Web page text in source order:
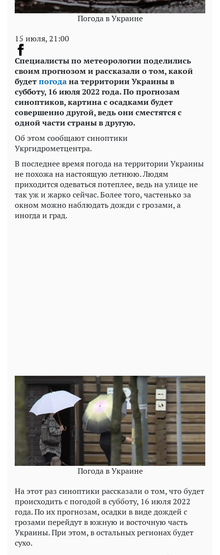
Погода в Украине
15 июля, 21:00
Специалисты по метеорологии поделились
своим прогнозом и рассказали о том, какой
будетпогодана территории Украины в
субботу, 16 июля 2022 года. По прогнозам
синоптиков, картина с осадками будет
совершенно другой, ведь они сместятся с
одной части страны в другую.
Об этом сообщают синоптики
Укргидрометцентра.
В последнее время погода на территории Украины
не похожа на настоящую летнюю. Людям
приходится одеваться потеплее, ведь на улице не
так уж и жарко сейчас. Более того, частенько за
окном можно наблюдать дожди с грозами, а
иногда и град.
Погода в Украине
На этот раз синоптики рассказали о том, что будет
происходить с погодой в субботу, 16 июля 2022
года. По их прогнозам, осадки в виде дождей с
грозами перейдут в южную и восточную часть
Украины. При этом, в остальных регионах будет
сухо.